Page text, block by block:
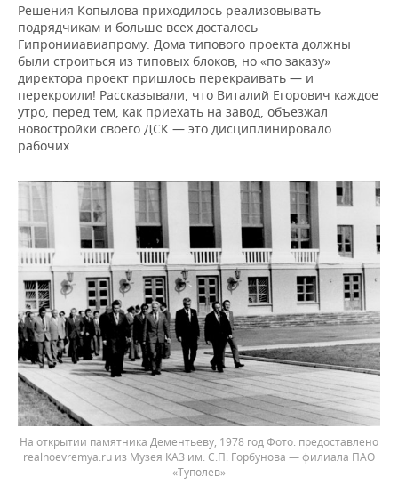
Решения Копылова приходилось реализовывать
подрядчикам и больше всех досталось
Гипронииавиапрому. Дома типового проекта должны
были строиться из типовых блоков, но «по заказу»
директора проект пришлось перекраивать — и
перекроили! Рассказывали, что Виталий Егорович каждое
утро, перед тем, как приехать на завод, объезжал
новостройки своего ДСК — это дисциплинировало
рабочих.
На открытии памятника Дементьеву, 1978 год
предоставлено
realnoevremya.ru из Музея КАЗ им. С.П. Горбунова — филиала ПАО
«Туполев»